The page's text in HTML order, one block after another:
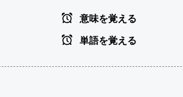
意味を覚える
単語を覚える